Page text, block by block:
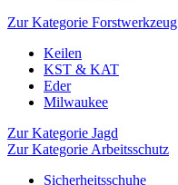
Zur Kategorie Forstwerkzeug
Keilen
KST & KAT
Eder
Milwaukee
Zur Kategorie Jagd
Zur Kategorie Arbeitsschutz
Sicherheitsschuhe